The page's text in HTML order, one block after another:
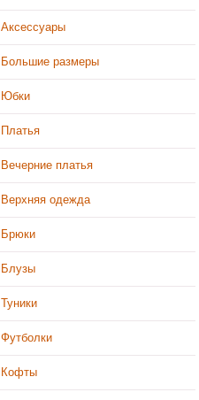
Аксессуары
Большие размеры
Юбки
Платья
Вечерние платья
Верхняя одежда
Брюки
Блузы
Туники
Футболки
Кофты